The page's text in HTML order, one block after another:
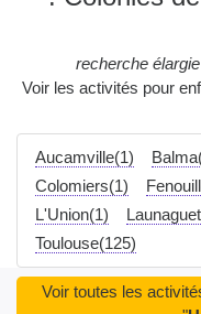
recherche
Voir les activités pour
Aucamville(1)
Colomiers(1)
L'Union(1)
Toulouse(125)
Voir toutes les